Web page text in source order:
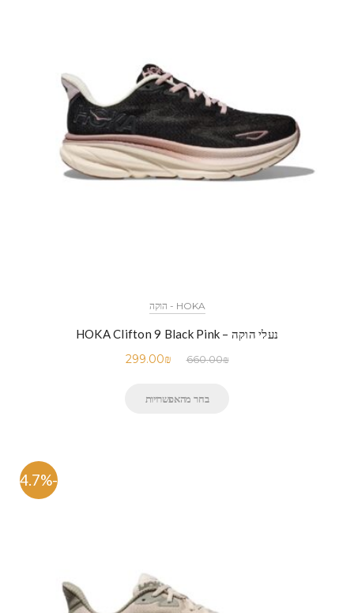
HOKA - הוקה
נעלי הוקה – HOKA Clifton 9 Black Pink
660.00₪
299.00₪
בחר מהאפשרויות
-54.7%